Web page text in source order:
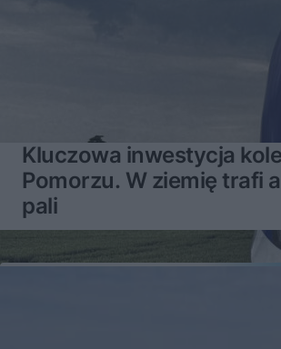
Kluczowa inwestycja
Pomorzu. W ziemię trafi
pali